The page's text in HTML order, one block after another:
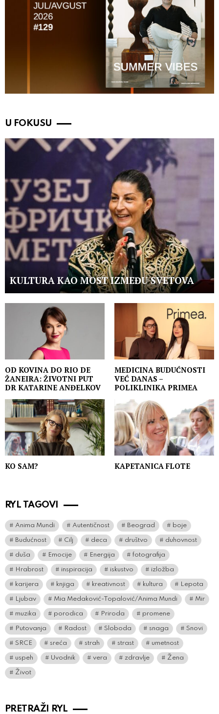
U FOKUSU
KULTURA KAO MOST IZMEĐU SVETOVA
OD KOVINA DO RIO DE
ŽANEIRA: ŽIVOTNI PUT
DR KATARINE ANĐELKOV
MEDICINA BUDUĆNOSTI
VEĆ DANAS –
POLIKLINIKA PRIMEA
KO SAM? KAPETANICA FLOTE
RYL TAGOVI
Anima Mundi Autentičnost Beograd boje
Budućnost Cilj deca društvo duhovnost
duša Emocije Energija fotografija
Hrabrost inspiracija iskustvo izložba
karijera knjiga kreativnost kultura Lepota
Ljubav Mia Medaković-Topalović/Anima Mundi Mir
muzika porodica Priroda promene
Putovanja Radost Sloboda snaga Snovi
SRCE sreća strah strast umetnost
uspeh Uvodnik vera zdravlje Žena
Život
PRETRAŽI RYL